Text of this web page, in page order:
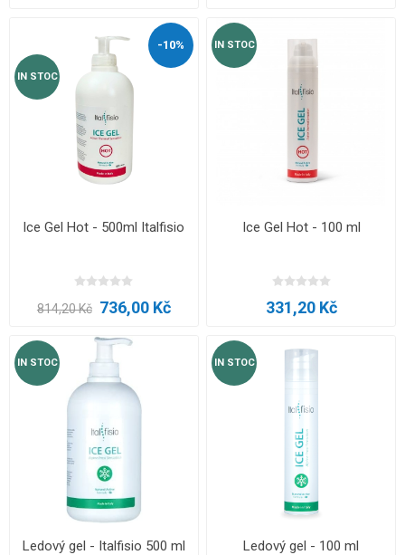
-10%
IN STOC
Ice Gel Hot - 500ml Italfisio
814,20 Kč 736,00 Kč
IN STOC
Ice Gel Hot - 100 ml
331,20 Kč
IN STOC
Ledový gel - Italfisio 500 ml
IN STOC
Ledový gel - 100 ml